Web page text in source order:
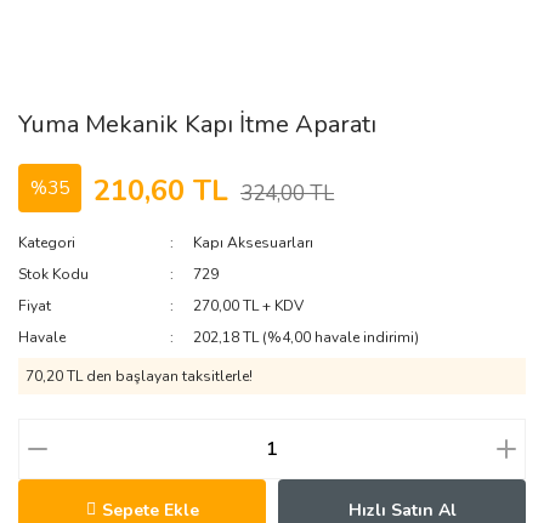
Yuma Mekanik Kapı İtme Aparatı
%35 210,60 TL 324,00 TL
Kategori
Kapı Aksesuarları
Stok Kodu
729
Fiyat
270,00 TL + KDV
Havale
202,18 TL (%4,00 havale indirimi)
70,20 TL den başlayan taksitlerle!
Sepete Ekle Hızlı Satın Al